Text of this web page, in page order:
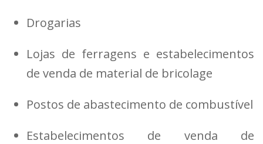
Drogarias
Lojas de ferragens e estabelecimentos
de venda de material de bricolage
Postos de abastecimento de combustível
Estabelecimentos de venda de